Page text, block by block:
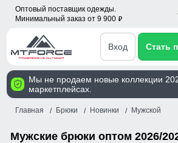
Оптовый поставщик одежды.
Минимальный заказ от 9 900 p
Вход Стать
Мы не продаем новые коллекции
маркетплейсах.
Главная Брюки Новинки Мужской
Мужские брюки оптом 2026/